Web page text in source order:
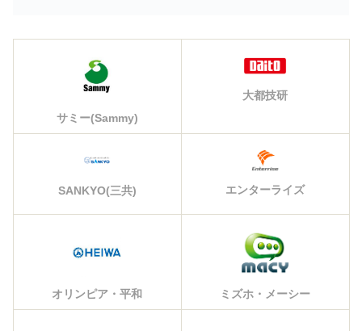
サミー(Sammy)
大都技研
SANKYO(三共) エンターライズ
オリンピア・平和 ミズホ・メーシー